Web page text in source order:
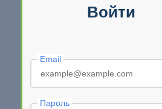
Войти
Email
Пароль